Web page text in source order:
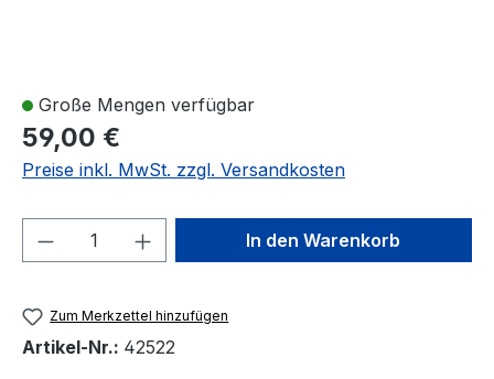
Große Mengen verfügbar
59,00 €
Preise inkl. MwSt. zzgl. Versandkosten
Produkt Anzahl: Gib denIn den Warenkorb
Zum Merkzettel hinzufügen
Artikel-Nr.: 42522